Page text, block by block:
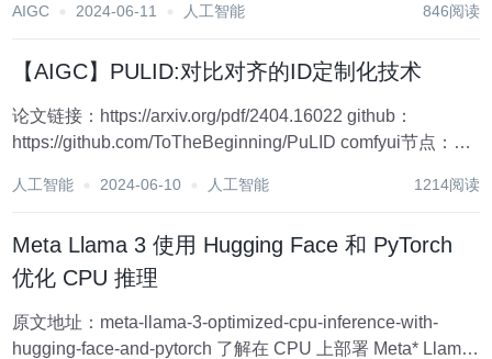
础，并提供相应的引用，从而提高回答的准确性，并为用户
AIGC 2024-06-11 人工智能 846阅读
【AIGC】PULID:对比对齐的ID定制化技术
论文链接：https://arxiv.org/pdf/2404.16022 github：
https://github.com/ToTheBeginning/PuLID comfyui节点：
人工智能 2024-06-10 人工智能 1214阅读
Meta Llama 3 使用 Hugging Face 和 PyTorch
优化 CPU 推理
原文地址：meta-llama-3-optimized-cpu-inference-with-
hugging-face-and-pytorch 了解在 CPU 上部署 Meta* Llama